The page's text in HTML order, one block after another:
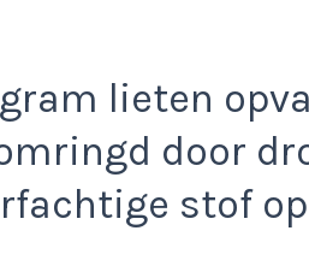
lieten
door
stof